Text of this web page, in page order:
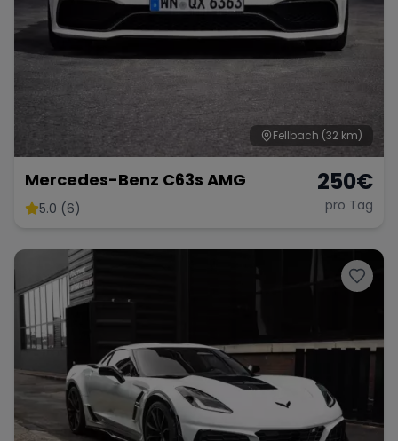
Fellbach (32 km)
Mercedes-Benz C63s AMG
5.0 (6)
250€
pro Tag